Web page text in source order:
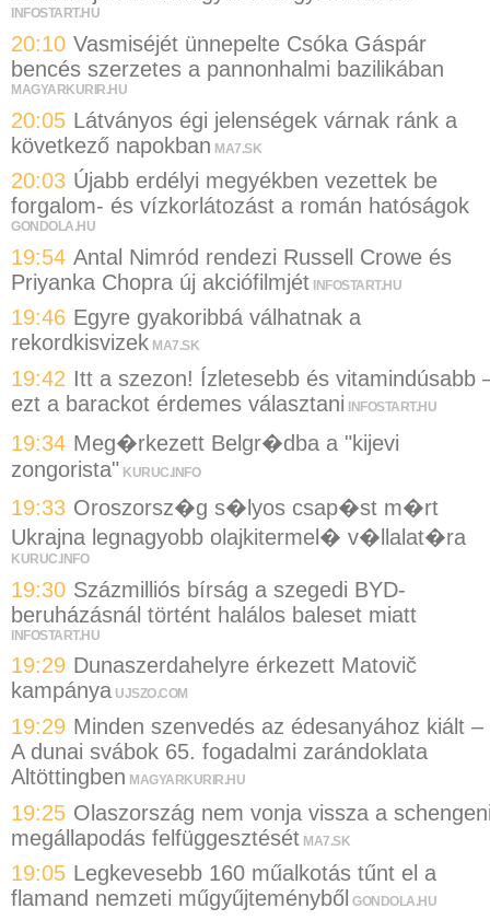
INFOSTART.HU
20:10 Vasmiséjét ünnepelte Csóka Gáspár
bencés szerzetes a pannonhalmi bazilikában
MAGYARKURIR.HU
20:05 Látványos égi jelenségek várnak ránk a
következő napokban MA7.SK
20:03 Újabb erdélyi megyékben vezettek be
forgalom- és vízkorlátozást a román hatóságok
GONDOLA.HU
19:54 Antal Nimród rendezi Russell Crowe és
Priyanka Chopra új akciófilmjét INFOSTART.HU
19:46 Egyre gyakoribbá válhatnak a
rekordkisvizek MA7.SK
19:42 Itt a szezon! Ízletesebb és vitamindúsabb
ezt a barackot érdemes választani
INFOSTART.HU
19:34 Meg�rkezett Belgr�dba a "kijevi
zongorista" KURUC.INFO
19:33 Oroszorsz�g s�lyos csap�st m�rt
Ukrajna legnagyobb olajkitermel� v�llalat�ra
KURUC.INFO
19:30 Százmilliós bírság a szegedi BYD-
beruházásnál történt halálos baleset miatt
INFOSTART.HU
19:29 Dunaszerdahelyre érkezett Matovič
kampánya UJSZO.COM
19:29 Minden szenvedés az édesanyához kiált –
A dunai svábok 65. fogadalmi zarándoklata
Altöttingben MAGYARKURIR.HU
19:25 Olaszország nem vonja vissza a
megállapodás felfüggesztését MA7.SK
19:05 Legkevesebb 160 műalkotás tűnt el a
flamand nemzeti műgyűjteményből GONDOLA.HU